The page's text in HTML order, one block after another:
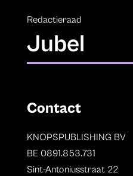
Redactieraad
Jubel
Contact
KNOPSPUBLISHING BV
BE 0891.853.731
Sint-Antoniusstraat 22